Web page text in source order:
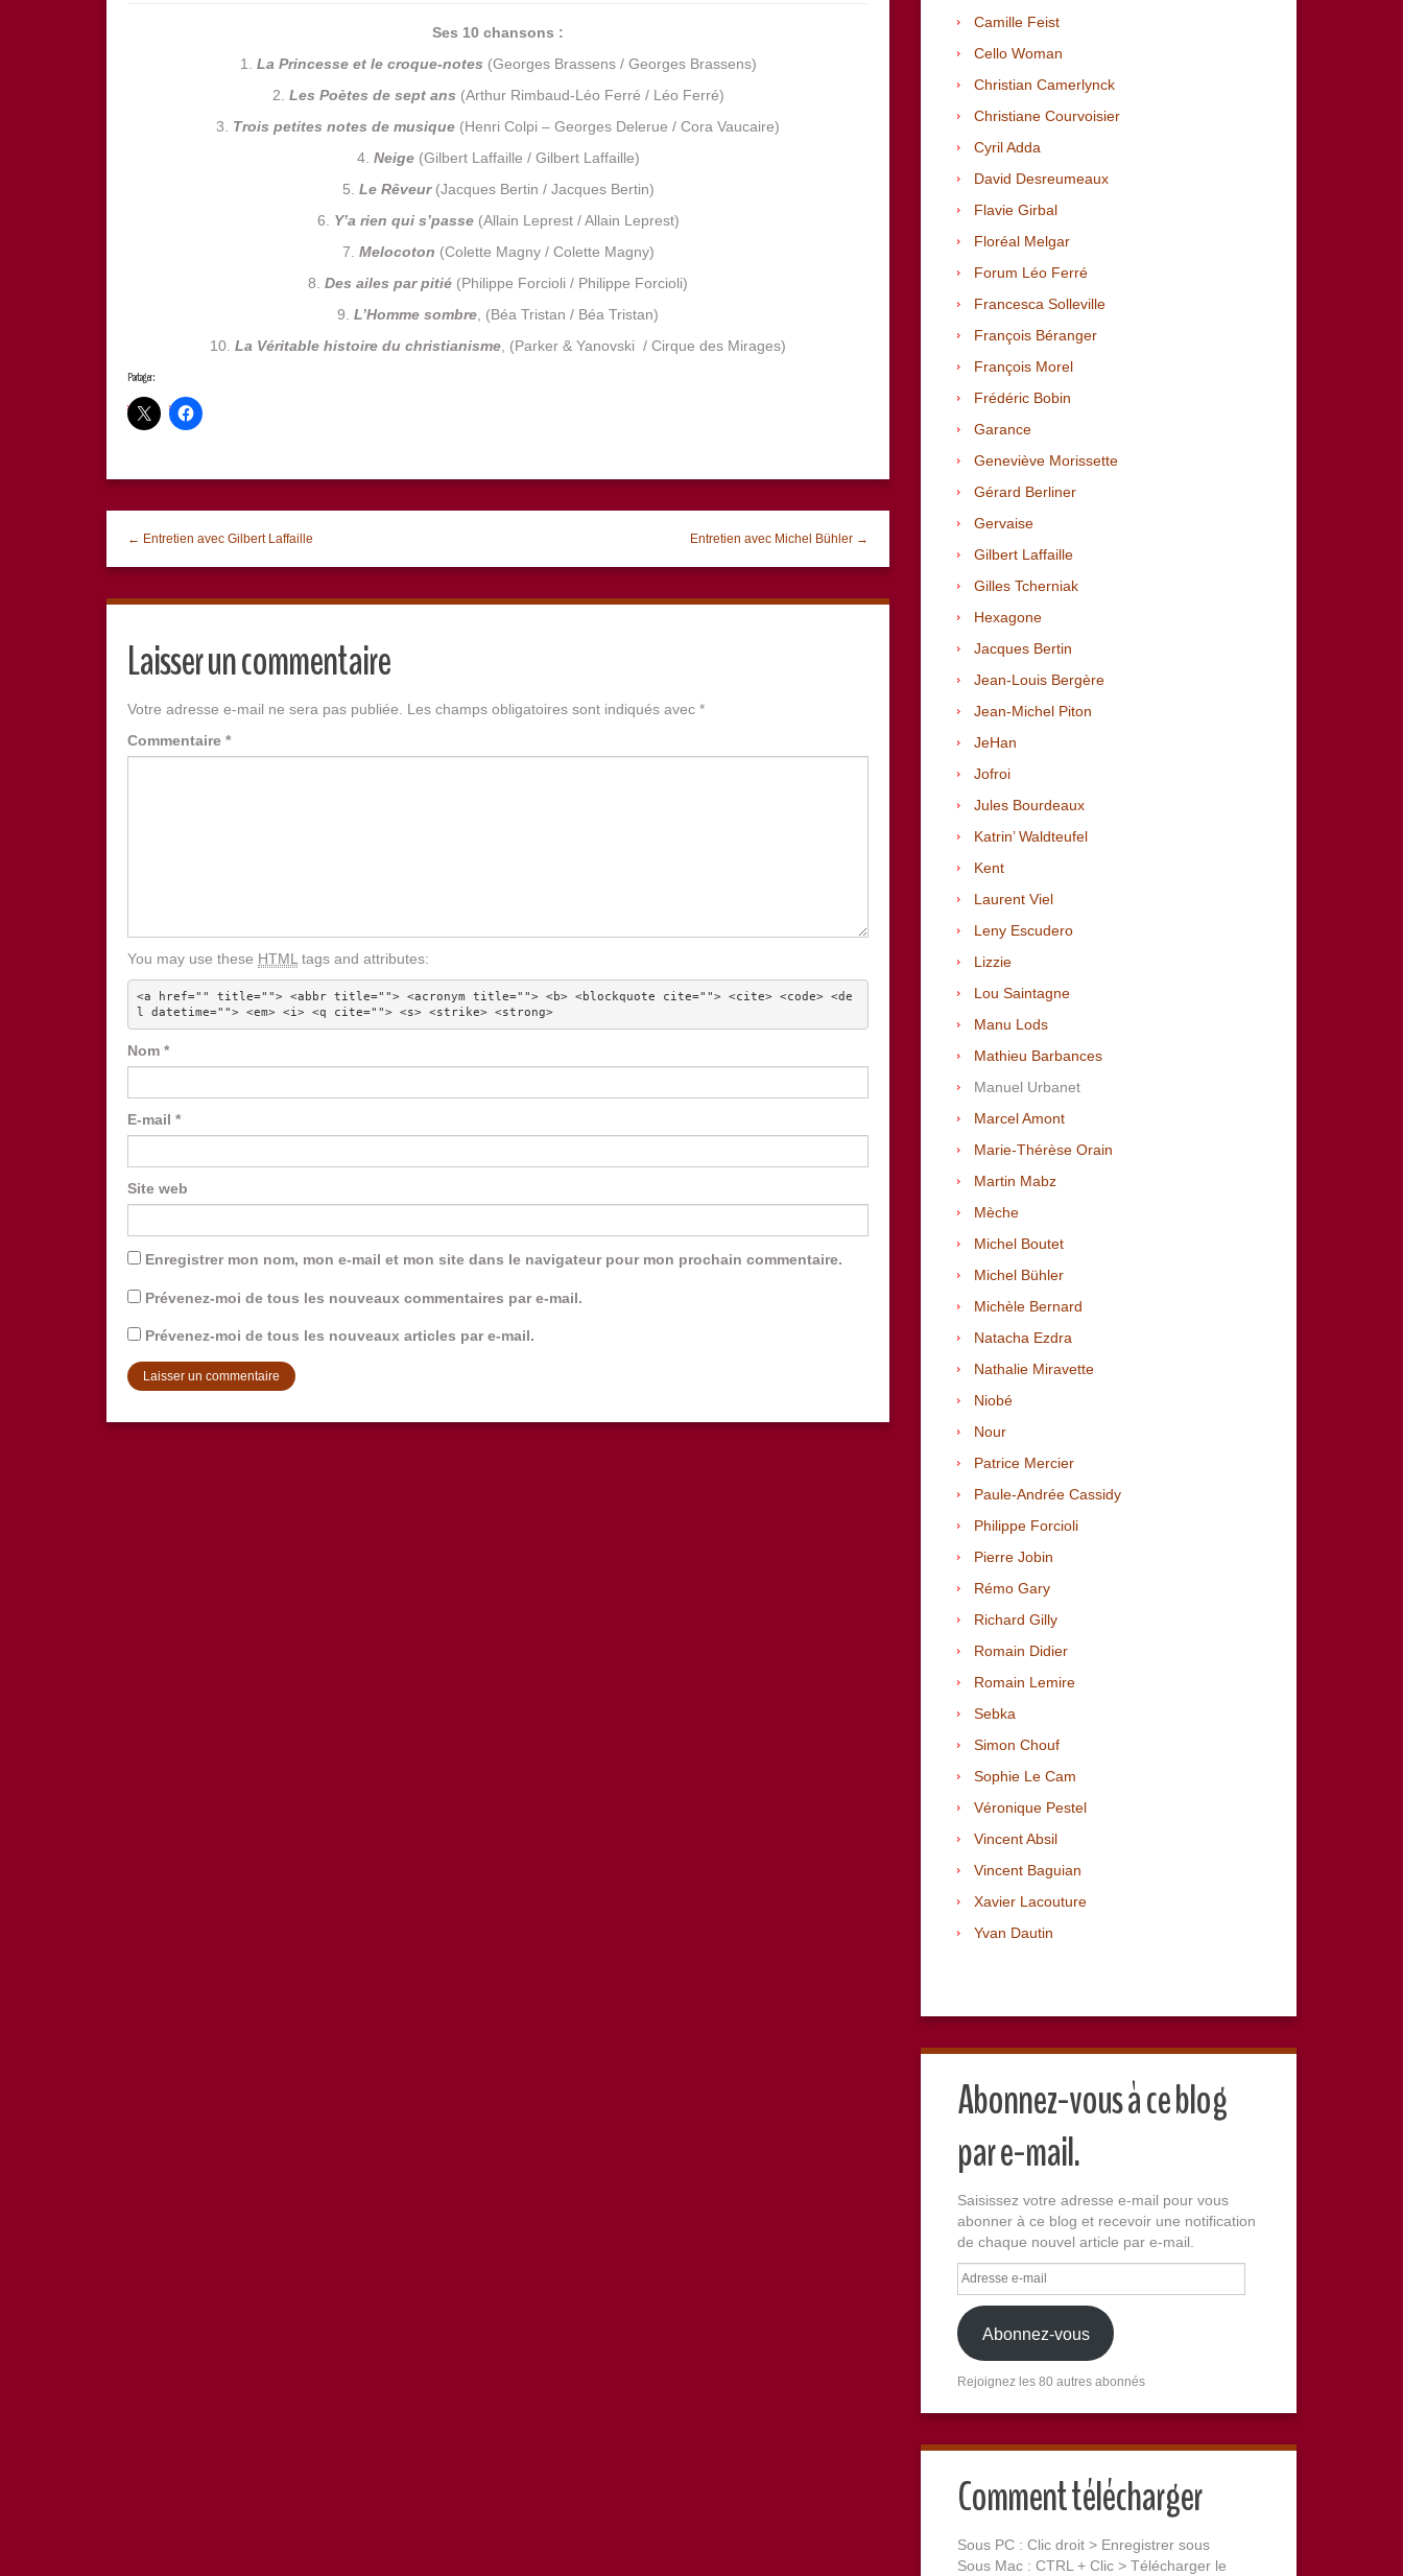
Ses 10 chansons :
1. La Princesse et le croque-notes (Georges Brassens / Georges Brassens)
2. Les Poètes de sept ans (Arthur Rimbaud-Léo Ferré / Léo Ferré)
3. Trois petites notes de musique (Henri Colpi – Georges Delerue / Cora Vaucaire)
4. Neige(Gilbert Laffaille / Gilbert Laffaille)
5. Le Rêveur(Jacques Bertin / Jacques Bertin)
6. Y’a rien qui s’passe(Allain Leprest / Allain Leprest)
7. Melocoton (Colette Magny / Colette Magny)
8. Des ailes par pitié (Philippe Forcioli / Philippe Forcioli)
9. L’Homme sombre , (Béa Tristan / Béa Tristan)
10. La Véritable histoire du christianisme , (Parker & Yanovski / Cirque des Mirages)
Partager :
← Entretien avec Gilbert Laffaille Entretien avec Michel Bühler →
Laisser un commentaire
Votre adresse e-mail ne sera pas publiée. Les champs obligatoires sont indiqués avec *
Commentaire *
You may use these HTML tags and attributes:
<a href="" title=""> <abbr title=""> <acronym title=""> <b> <blockquote cite=""> <cite> <code> <de
l datetime=""> <em> <i> <q cite=""> <s> <strike> <strong>
Nom *
E-mail *
Site web
Enregistrer mon nom, mon e-mail et mon site dans le navigateur pour mon prochain commentaire.
Prévenez-moi de tous les nouveaux commentaires par e-mail.
Prévenez-moi de tous les nouveaux articles par e-mail.
Camille Feist
Cello Woman
Christian Camerlynck
Christiane Courvoisier
Cyril Adda
David Desreumeaux
Flavie Girbal
Floréal Melgar
Forum Léo Ferré
Francesca Solleville
François Béranger
François Morel
Frédéric Bobin
Garance
Geneviève Morissette
Gérard Berliner
Gervaise
Gilbert Laffaille
Gilles Tcherniak
Hexagone
Jacques Bertin
Jean-Louis Bergère
Jean-Michel Piton
JeHan
Jofroi
Jules Bourdeaux
Katrin’ Waldteufel
Kent
Laurent Viel
Leny Escudero
Lizzie
Lou Saintagne
Manu Lods
Mathieu Barbances
Manuel Urbanet
Marcel Amont
Marie-Thérèse Orain
Martin Mabz
Mèche
Michel Boutet
Michel Bühler
Michèle Bernard
Natacha Ezdra
Nathalie Miravette
Niobé
Nour
Patrice Mercier
Paule-Andrée Cassidy
Philippe Forcioli
Pierre Jobin
Rémo Gary
Richard Gilly
Romain Didier
Romain Lemire
Sebka
Simon Chouf
Sophie Le Cam
Véronique Pestel
Vincent Absil
Vincent Baguian
Xavier Lacouture
Yvan Dautin
Abonnez-vous à ce blog
par e-mail.
Saisissez votre adresse e-mail pour vous
abonner à ce blog et recevoir une notification
de chaque nouvel article par e-mail.
Adresse
e-
mail
Abonnez-vous
Rejoignez les 80 autres abonnés
Comment télécharger
Sous PC : Clic droit > Enregistrer sous
Sous Mac : CTRL + Clic > Télécharger le